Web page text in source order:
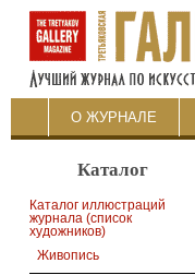
О ЖУРНАЛЕ
Каталог
Каталог иллюстраций
журнала (список
художников)
Живопись